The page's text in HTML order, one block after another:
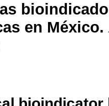
en